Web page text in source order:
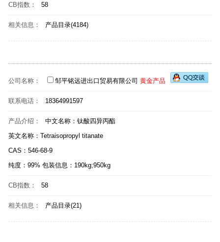
CB指数： 58
相关信息： 产品目录(4184)
公司名称： 邹平铭远进出口贸易有限公司 黄金产品
联系电话： 18364991597
产品介绍：
中文名称：钛酸四异丙酯
英文名称：Tetraisopropyl titanate
CAS：546-68-9
纯度：99% 包装信息：190kg;950kg
CB指数： 58
相关信息： 产品目录(21)